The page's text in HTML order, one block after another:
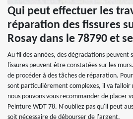
Qui peut effectuer les
réparation des fissures
Rosay dans le 78790 et
Au fil des années, des dégradations peuvent
fissures peuvent être constatées sur les
de procéder à des tâches de réparation.
sont particulièrement complexes, il va falloir
nous pouvons vous recommander de placer
Peinture WDT 78. N'oubliez pas qu'il peut
soit nécessaire de débourser de l'argent.